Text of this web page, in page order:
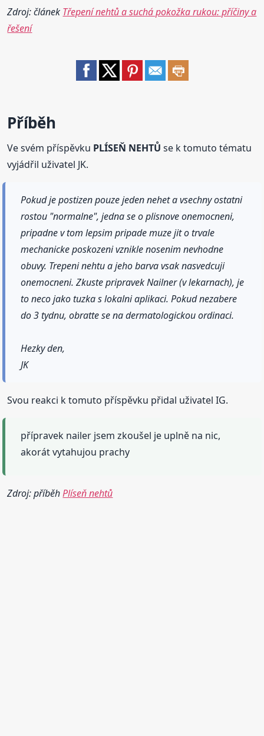
Zdroj: článek Třepení nehtů a suchá pokožka rukou: příčiny a
řešení
Příběh
Ve svém příspěvku PLÍSEŇ NEHTŮ se k tomuto tématu
vyjádřil uživatel JK.
Pokud je postizen pouze jeden nehet a vsechny ostatni
rostou "normalne", jedna se o plisnove onemocneni,
pripadne v tom lepsim pripade muze jit o trvale
mechanicke poskozeni vznikle nosenim nevhodne
obuvy. Trepeni nehtu a jeho barva vsak nasvedcuji
onemocneni. Zkuste pripravek Nailner (v lekarnach), je
to neco jako tuzka s lokalni aplikaci. Pokud nezabere
do 3 tydnu, obratte se na dermatologickou ordinaci.
Hezky den,
JK
Svou reakci k tomuto příspěvku přidal uživatel IG.
přípravek nailer jsem zkoušel je uplně na nic,
akorát vytahujou prachy
Zdroj: příběhPlíseň nehtů